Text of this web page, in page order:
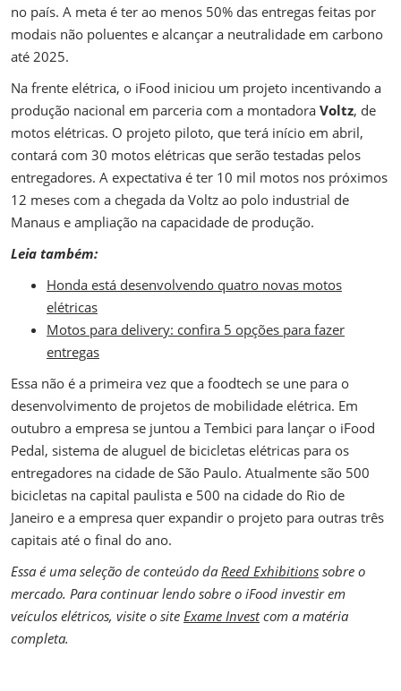
no país. A meta é ter ao menos 50% das entregas feitas por
modais não poluentes e alcançar a neutralidade em carbono
até 2025.
Na frente elétrica, o iFood iniciou um projeto incentivando a
produção nacional em parceria com a montadora Voltz, de
motos elétricas. O projeto piloto, que terá início em abril,
contará com 30 motos elétricas que serão testadas pelos
entregadores. A expectativa é ter 10 mil motos nos próximos
12 meses com a chegada da Voltz ao polo industrial de
Manaus e ampliação na capacidade de produção.
Leia também:
Honda está desenvolvendo quatro novas motos
elétricas
Motos para delivery: confira 5 opções para fazer
entregas
Essa não é a primeira vez que a foodtech se une para o
desenvolvimento de projetos de mobilidade elétrica. Em
outubro a empresa se juntou a Tembici para lançar o iFood
Pedal, sistema de aluguel de bicicletas elétricas para os
entregadores na cidade de São Paulo. Atualmente são 500
bicicletas na capital paulista e 500 na cidade do Rio de
Janeiro e a empresa quer expandir o projeto para outras três
capitais até o final do ano.
Essa é uma seleção de conteúdo da Reed Exhibitions sobre o
mercado. Para continuar lendo sobre o iFood investir em
veículos elétricos, visite o site Exame Investcom a matéria
completa.